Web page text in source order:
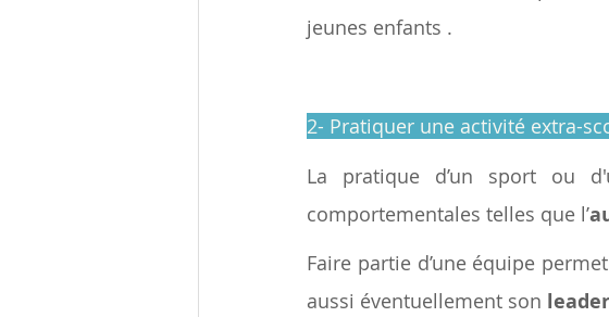
jeunes enfants .
2- Pratiquer une activité extra-
La pratique d’un sport ou
comportementales telles que l’
Faire partie d’une équipe
aussi éventuellement son